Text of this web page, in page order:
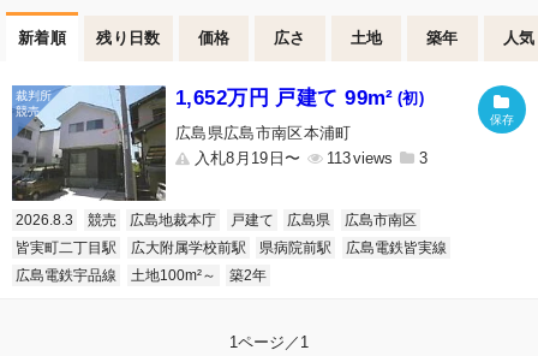
新着順 残り日数 価格 広さ 土地 築年 人気
1,652万円 戸建て 99m² (初)
広島県広島市南区本浦町
入札8月19日〜
113 3
2026.8.3 競売 広島地裁本庁 戸建て 広島県
広島市南区
皆実町二丁目駅
広大附属学校前駅 県病院前駅
広島電鉄皆実線
広島電鉄宇品線
土地100m²～ 築2年
1ページ／1